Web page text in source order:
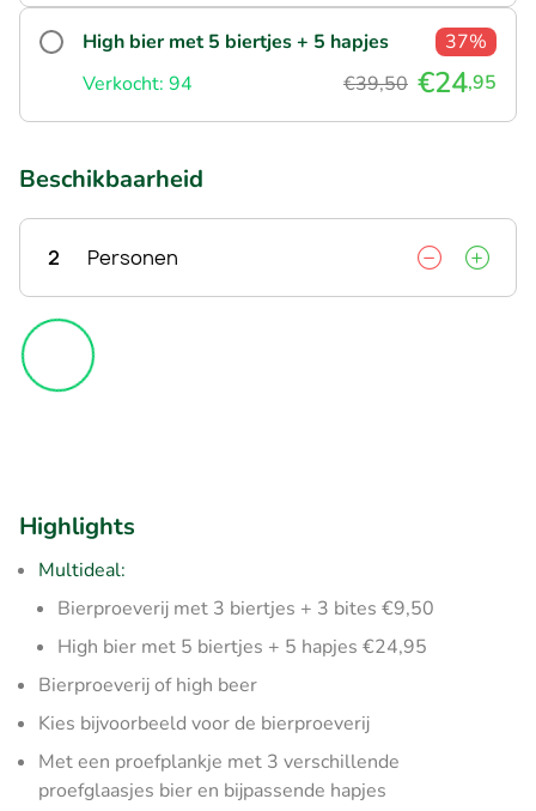
High bier met 5 biertjes + 5 hapjes
37%
Verkocht: 94
€39,50 €24,95
Beschikbaarheid
2 Personen
Highlights
Multideal:
Bierproeverij met 3 biertjes + 3 bites €9,50
High bier met 5 biertjes + 5 hapjes €24,95
Bierproeverij of high beer
Kies bijvoorbeeld voor de bierproeverij
Met een proefplankje met 3 verschillende
proefglaasjes bier en bijpassende hapjes